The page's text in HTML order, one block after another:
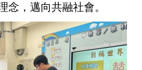
念，邁向共融社會。